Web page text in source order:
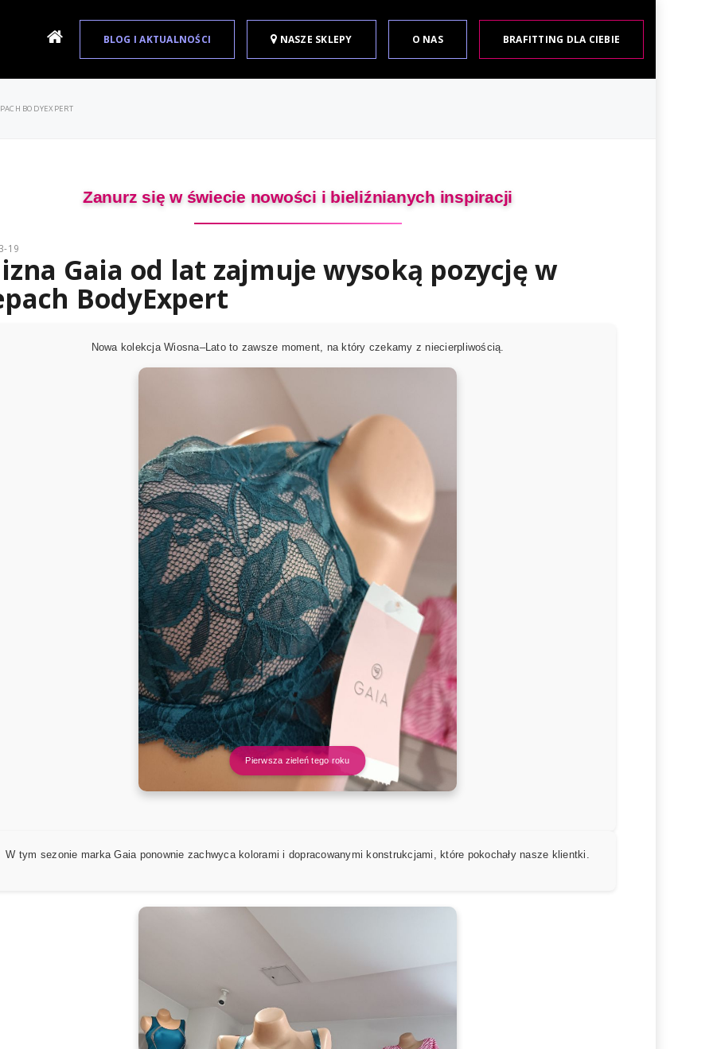
BLOG I AKTUALNOŚCI NASZE SKLEPY O NAS BRAFITTING DLA CIEBIE
BODYEXPERT
Zanurz się w świecie nowości i bieliźnianych inspiracji
19
Gaia od lat zajmuje wysoką pozycję w
BodyExpert
Nowa kolekcja Wiosna–Lato to zawsze moment, na który czekamy z niecierpliwością.
Pierwsza zieleń tego roku
W tym sezonie marka Gaia ponownie zachwyca kolorami i dopracowanymi konstrukcjami, które pokochały nasze klientki.